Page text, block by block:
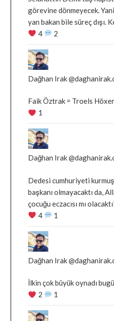
gonderiyi
goruntule
görevine dönmeyecek.
yan bakan bile süreç dışı.
4
2
Bluesky'da
Dağhan
Irak
yazilan
gonderiyi
goruntule
Dağhan Irak
Faik Öztrak = Troels
1
Bluesky'da
Dağhan
Irak
yazilan
gonderiyi
goruntule
Dağhan Irak
Dedesi cumhuriyeti
başkanı olmayacaktı da,
çocuğu eczacısı mı
4
1
Bluesky'da
Dağhan
Irak
yazilan
gonderiyi
goruntule
Dağhan Irak
İlkin çok büyük oynadı
2
1
Bluesky'da